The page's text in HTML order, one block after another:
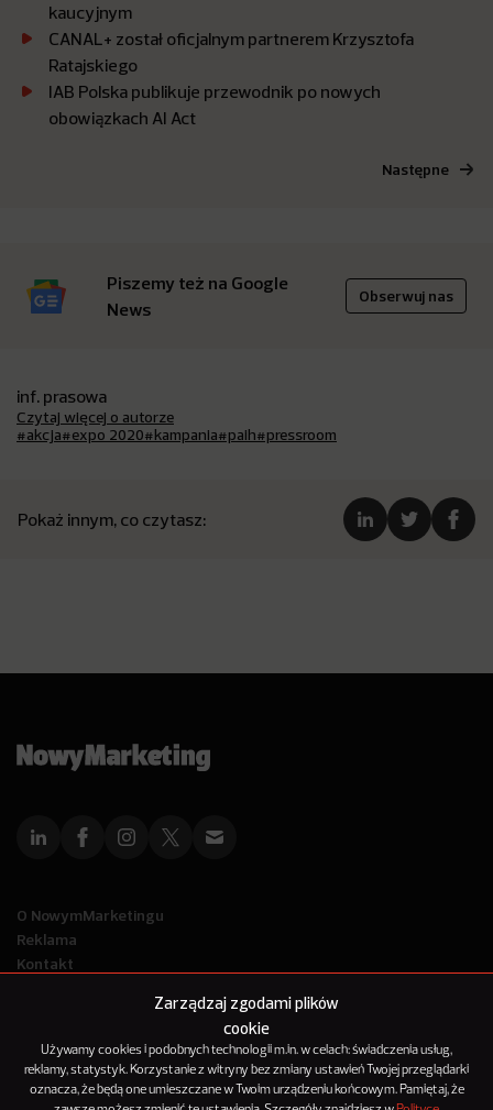
Zarządzaj zgodami plików
cookie
Używamy cookies i podobnych technologii m.in. w celach: świadczenia usług,
reklamy, statystyk. Korzystanie z witryny bez zmiany ustawień Twojej przeglądarki
oznacza, że będą one umieszczane w Twoim urządzeniu końcowym. Pamiętaj, że
kaucyjnym
CANAL+ został oficjalnym partnerem Krzysztofa
Ratajskiego
IAB Polska publikuje przewodnik po nowych
obowiązkach AI Act
Następne
Piszemy też na Google
News
Obserwuj nas
inf. prasowa
Czytaj więcej o autorze
#akcja#expo 2020#kampania#paih#pressroom
Pokaż innym, co czytasz:
O NowymMarketingu
Reklama
Kontakt
© 2012-2025